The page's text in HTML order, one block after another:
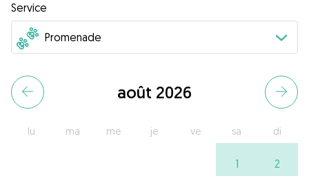
Service
août 2026
lu ma me je ve sa di
1 2